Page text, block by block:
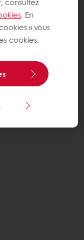
. En
» vous
cookies.